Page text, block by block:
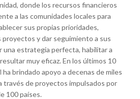
donde los recursos financieros
a las comunidades locales para
sus propias prioridades,
proyectos y dar seguimiento a sus
una estrategia perfecta, habilitar a
muy eficaz. En los últimos 10
ha brindado apoyo a decenas de miles
través de proyectos impulsados por
100 países.